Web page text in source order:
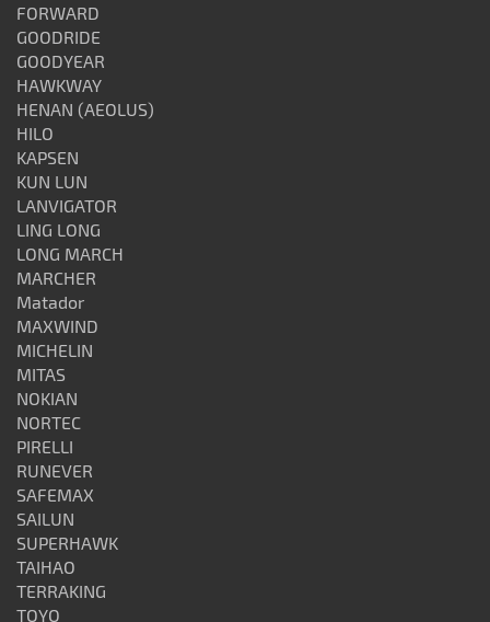
FORWARD
GOODRIDE
GOODYEAR
HAWKWAY
HENAN (AEOLUS)
HILO
KAPSEN
KUN LUN
LANVIGATOR
LING LONG
LONG MARCH
MARCHER
Matador
MAXWIND
MICHELIN
MITAS
NOKIAN
NORTEC
PIRELLI
RUNEVER
SAFEMAX
SAILUN
SUPERHAWK
TAIHAO
TERRAKING
TOYO